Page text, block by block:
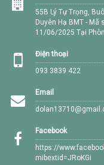
55B Lý Tự Trọng,
Duyên Hạ BMT -
11/06/2025 Tại
Điện thoại
093 3839 422
Email
Facebook
https://
mibextid=JRoKGi